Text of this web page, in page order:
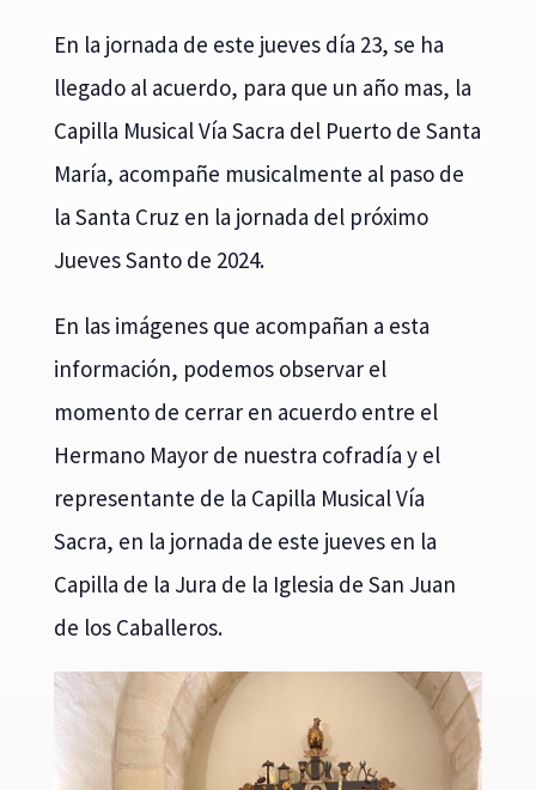
En la jornada de este jueves día 23, se ha
llegado al acuerdo, para que un año mas, la
Capilla Musical Vía Sacra del Puerto de Santa
María, acompañe musicalmente al paso de
la Santa Cruz en la jornada del próximo
Jueves Santo de 2024.
En las imágenes que acompañan a esta
información, podemos observar el
momento de cerrar en acuerdo entre el
Hermano Mayor de nuestra cofradía y el
representante de la Capilla Musical Vía
Sacra, en la jornada de este jueves en la
Capilla de la Jura de la Iglesia de San Juan
de los Caballeros.